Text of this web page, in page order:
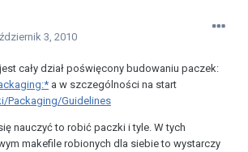
3, 2010
cały dział poświęcony budowaniu paczek:
a w szczególności na start
Packaging/Guidelines
nauczyć to robić paczki i tyle. W tych
makefile robionych dla siebie to wystarczy